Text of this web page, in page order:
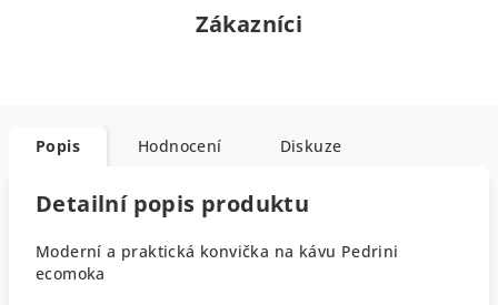
Zákazníci
Popis Hodnocení Diskuze
Detailní popis produktu
Moderní a praktická konvička na kávu Pedrini
ecomoka